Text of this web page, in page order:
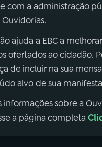
com a administração
ajuda a EBC a
ofertados ao cidadão.
de incluir na sua
alvo de sua
informações sobre a
a página completa